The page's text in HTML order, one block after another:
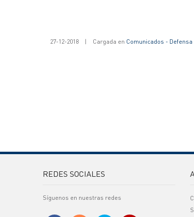
27-12-2018 | Cargada en Comunicados -
REDES SOCIALES
Síguenos en nuestras redes